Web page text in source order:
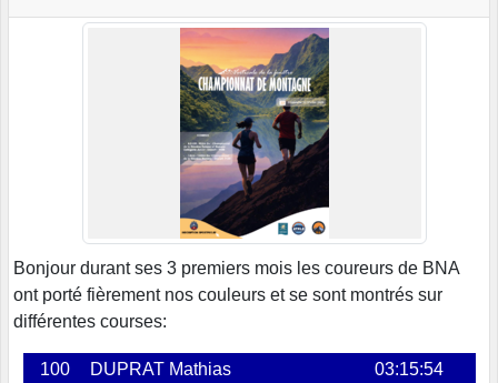
Bonjour durant ses 3 premiers mois les coureurs de BNA
ont porté fièrement nos couleurs et se sont montrés sur
différentes courses:
100 DUPRAT Mathias 03:15:54